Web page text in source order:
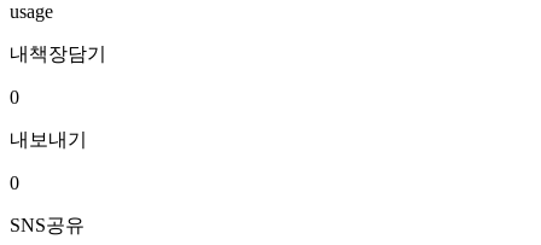
usage
내책장담기
0
내보내기
0
SNS공유